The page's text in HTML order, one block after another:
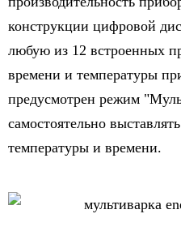
конструкции цифровой
любую из 12 встроенных
времени и температуры
предусмотрен режим
самостоятельно
температуры и времени.